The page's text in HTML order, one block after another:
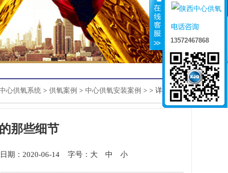
心供氧系统 > 供氧案例 > 中心供氧安装案例 > > 详细信息
那些细节
日期：2020-06-14 字号： 大 中 小
13572467868